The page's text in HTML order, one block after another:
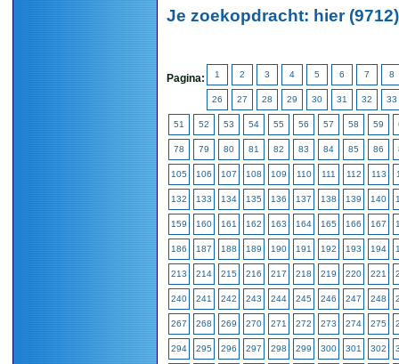
Je zoekopdracht: hier (9712)
Pagina: 1 2 3 4 5 6 7 8
26 27 28 29 30 31 32 33
51 52 53 54 55 56 57 58 59
78 79 80 81 82 83 84 85 86
105 106 107 108 109 110 111 112 113
132 133 134 135 136 137 138 139 140
159 160 161 162 163 164 165 166 167
186 187 188 189 190 191 192 193 194
213 214 215 216 217 218 219 220 221
240 241 242 243 244 245 246 247 248
267 268 269 270 271 272 273 274 275
294 295 296 297 298 299 300 301 302